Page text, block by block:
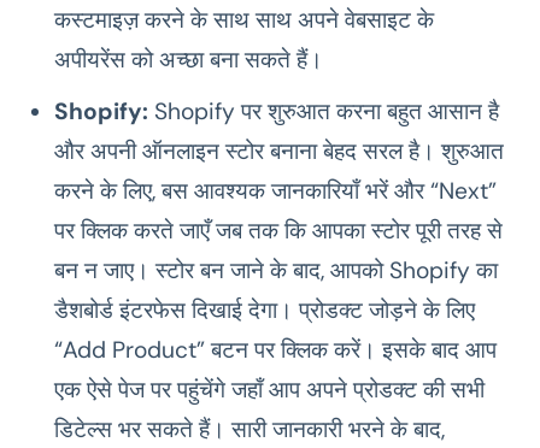
कस्टमाइज़ करने के साथ साथ अपने वेबसाइट के
अपीयरेंस को अच्छा बना सकते हैं।
Shopify: Shopify पर शुरुआत करना बहुत आसान है
और अपनी ऑनलाइन स्टोर बनाना बेहद सरल है। शुरुआत
करने के लिए, बस आवश्यक जानकारियाँ भरें और “Next”
पर क्लिक करते जाएँ जब तक कि आपका स्टोर पूरी तरह से
बन न जाए। स्टोर बन जाने के बाद, आपको Shopify का
डैशबोर्ड इंटरफेस दिखाई देगा। प्रोडक्ट जोड़ने के लिए
“Add Product” बटन पर क्लिक करें। इसके बाद आप
एक ऐसे पेज पर पहुंचेंगे जहाँ आप अपने प्रोडक्ट की सभी
डिटेल्स भर सकते हैं। सारी जानकारी भरने के बाद,